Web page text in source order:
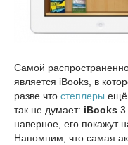
Самой
является iBooks, в
разве что степлеры ещё
так не думает: iBooks
наверное, его покажут
Напомним, что самая